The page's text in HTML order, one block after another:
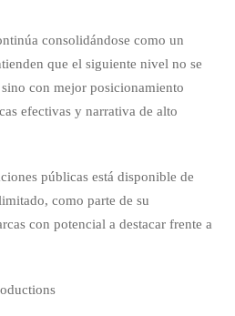
consolidándose como un
que el siguiente nivel no se
con mejor posicionamiento
efectivas y narrativa de alto
públicas está disponible de
como parte de su
con potencial a destacar frente a